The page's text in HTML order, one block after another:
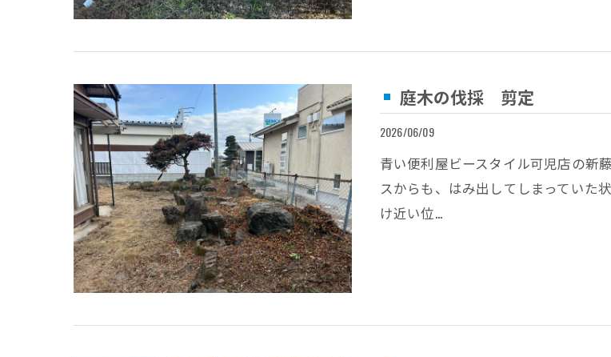
庭木の伐採 剪定
2026/06/09
青い便利屋ビースタイル可児店の新
スからも、はみ出してしまっていた
け近い位…